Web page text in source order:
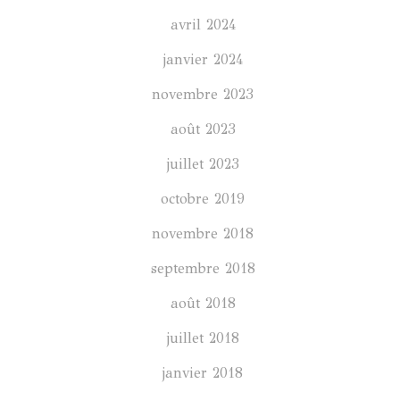
avril 2024
janvier 2024
novembre 2023
août 2023
juillet 2023
octobre 2019
novembre 2018
septembre 2018
août 2018
juillet 2018
janvier 2018